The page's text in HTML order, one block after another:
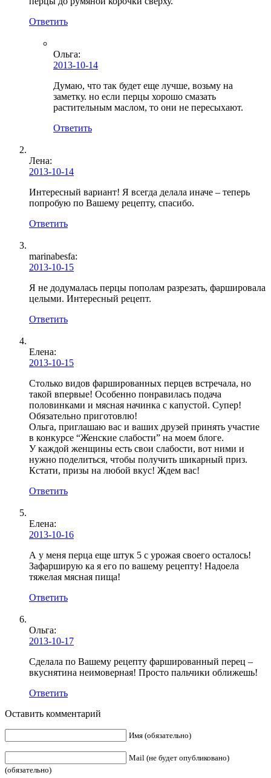
Ответить
Ольга:
2013-10-14
Думаю, что так будет еще лучше, возьму на
заметку. но если перцы хорошо смазать
растительным маслом, то они не пересыхают.
Ответить
Лена:
2013-10-14
Интересный вариант! Я всегда делала иначе – теперь
попробую по Вашему рецепту, спасибо.
Ответить
marinabesfa:
2013-10-15
Я не додумалась перцы пополам разрезать, фаршировала
целыми. Интересный рецепт.
Ответить
Елена:
2013-10-15
Столько видов фаршированных перцев встречала, но
такой впервые! Особенно понравилась подача
половинками и мясная начинка с капустой. Супер!
Обязательно приготовлю!
Ольга, приглашаю вас и ваших друзей принять участие
в конкурсе “Женские слабости” на моем блоге.
У каждой женщины есть свои слабости, вот ними и
нужно поделиться, чтобы получить шикарный приз.
Кстати, призы на любой вкус! Ждем вас!
Ответить
Елена:
2013-10-16
А у меня перца еще штук 5 с урожая своего осталось!
Зафарширую ка я его по вашему рецепту! Надоела
тяжелая мясная пища!
Ответить
Ольга:
2013-10-17
Сделала по Вашему рецепту фаршированный перец –
вкуснятина неимоверная! Просто пальчики оближешь!
Ответить
Оставить комментарий
Имя (обязательно)
Mail (не будет опубликовано)
(обязательно)